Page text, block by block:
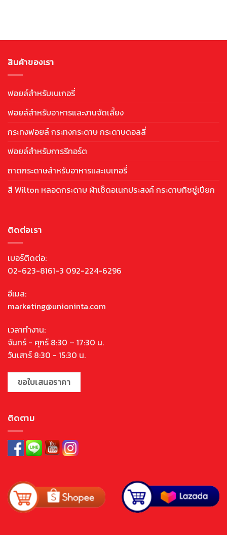
สินค้าของเรา
ฟอยล์สำหรับเบเกอรี่
ฟอยล์สำหรับอาหารและงานจัดเลี้ยง
กระทงฟอยล์ กระทงกระดาษ กระดาษดอลลี่
ฟอยล์สำหรับการรีทอร์ต
ถาดกระดาษสำหรับอาหารและเบเกอรี่
สี Wilton หลอดกระดาษ ผ้าเช็ดอเนกประสงค์ กระดาษทิชชู่เปียก
ติดต่อเรา
เบอร์ติดต่อ:
02-623-8161-3 092-224-6296
อีเมล:
marketing@unioninta.com
เวลาทำงาน:
จันทร์ - ศุกร์ 8:30 – 17:30 น.
วันเสาร์ 8:30 - 15:30 น.
ขอใบเสนอราคา
ติดตาม